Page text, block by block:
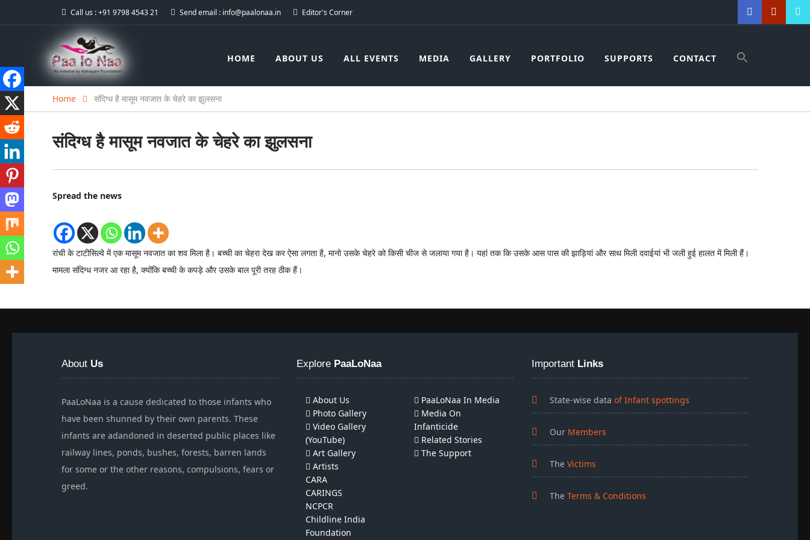
Call us :+91 9798 4543 21 Send email : info@paalonaa.in Editor's Corner
HOME ABOUT US ALL EVENTS MEDIA GALLERY PORTFOLIO SUPPORTS CONTACT
Home संदिग्ध है मासूम नवजात के चेहरे का झुलसना
संदिग्ध है मासूम नवजात के चेहरे का झुलसना
Spread the news
रांची के टाटीसिल्वे में एक मासूम नवजात का शव मिला है। बच्ची का चेहरा देख कर ऐसा लगता है, मानो उसके चेहरे को किसी चीज से जलाया गया है। यहां तक कि उसके आस पास की झाड़ियां और साथ मिली दवाईयां भी जली हुई हालत में मिली हैं।
मामला संदिग्ध नजर आ रहा है, क्योंकि बच्ची के कपड़े और उसके बाल पूरी तरह ठीक हैं।
About Us
PaaLoNaa is a cause dedicated to those infants who
have been shunned by their own parents. These
infants are adandoned in deserted public places like
railway lines, ponds, bushes, forests, barren lands
for some or the other reasons, compulsions, fears or
greed.
Explore PaaLoNaa
About Us
Photo Gallery
Video Gallery
(YouTube)
Art Gallery
Artists
CARA
CARINGS
NCPCR
Childline India
Foundation
PaaLoNaa In Media
Media On
Infanticide
Related Stories
The Support
Important Links
State-wise data of Infant spottings
Our Members
The Victims
The Terms & Conditions